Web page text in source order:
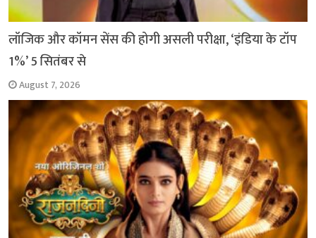
लॉजिक और कॉमन सेंस की होगी असली परीक्षा, ‘इंडिया के टॉप
1%’ 5 सितंबर से
August 7, 2026